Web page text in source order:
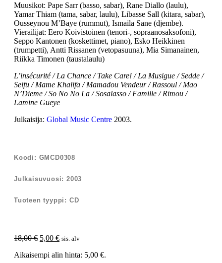
Muusikot: Pape Sarr (basso, sabar), Rane Diallo (laulu),
Yamar Thiam (tama, sabar, laulu), Libasse Sall (kitara, sabar),
Ousseynou M’Baye (rummut), Ismaila Sane (djembe).
Vierailijat: Eero Koivistoinen (tenori-, sopraanosaksofoni),
Seppo Kantonen (koskettimet, piano), Esko Heikkinen
(trumpetti), Antti Rissanen (vetopasuuna), Mia Simanainen,
Riikka Timonen (taustalaulu)
L’insécurité / La Chance / Take Care! / La Musigue / Sedde /
Seifu / Mame Khalifa / Mamadou Vendeur / Rassoul / Mao
N’Dieme / So No No La / Sosalasso / Famille / Rimou /
Lamine Gueye
Julkaisija: Global Music Centre 2003.
Koodi: GMCD0308
Julkaisuvuosi: 2003
Tuoteen tyyppi: CD
18,00€ 5,00 € sis. alv
Aikaisempi alin hinta: 5,00 €.